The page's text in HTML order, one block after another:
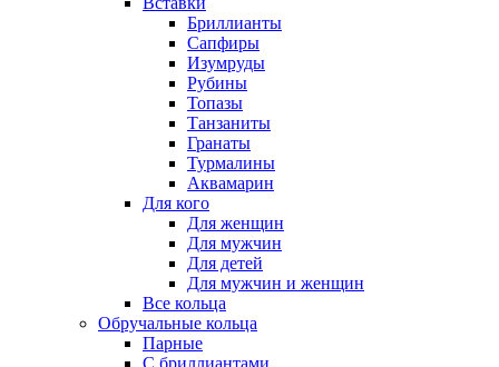
Бриллианты
Сапфиры
Изумруды
Рубины
Топазы
Танзаниты
Гранаты
Турмалины
Аквамарин
Для кого
Для женщин
Для мужчин
Для детей
Для мужчин и женщин
Все кольца
Обручальные кольца
Парные
С бриллиантами